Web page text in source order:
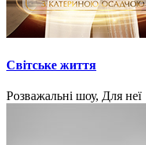
Світське життя
Розважальні шоу, Для неї